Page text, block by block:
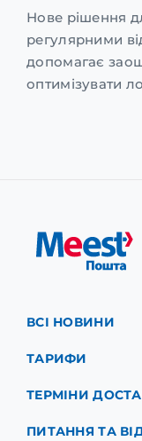
Нове рішення
регулярними
допомагає
оптимізувати
ВСІ НОВИНИ
ТАРИФИ
ТЕРМІНИ
ПИТАННЯ ТА